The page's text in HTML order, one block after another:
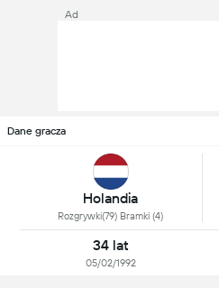
Ad
Dane gracza
Holandia
Rozgrywki(79) Bramki (4)
34 lat
05/02/1992